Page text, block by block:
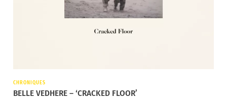
CHRONIQUES
BELLE VEDHERE – ‘CRACKED FLOOR’